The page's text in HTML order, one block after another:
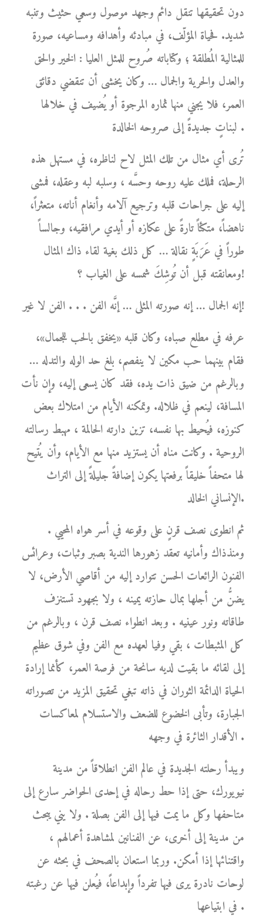
دون تحقيقها تنقل دائم وجهد موصول وسعي حثيث وتنبه
شديد. فحياة المؤلّف، في مبادئه وأهدافه ومساعيه، صورة
للمثالية المُطلقة ؛ وكتاباته صُروح للمثل العليا : الخير والحق
والعدل والحرية والجمال … وكان يخشى أن تنقضي دقائق
العمر، فلا يجني منها ثماره المرجوة أو يُضيف في خلالها
لبناتٍ جديدةً إلى صروحه الخالدة .
تُرى أي مثال من تلك المثل لاح لناظره، في مستهل هذه
الرحلة، فملك عليه روحه وحسَّه ، وسلبه لبه وعقله، فمشى
إليه على جراحات قلبه وترجيع آلامه وأنغام أناته، متعثراً،
ناهضاً، متكئاً تارةً على عكازه أو أيدي مرافقيه، وجالساً
طوراً في عَرَبَةٍ نقالة … كل ذلك بغية لقاء ذاك المثال
ومعانقته قبل أن تُوشِكَ شمسه على الغياب ؟!
إنه الجمال … إنه صورته المثلى … إنَّه الفن . . . الفن لا غير!
عرفه في مطلع صباه، وكان قلبه «يخفق بالحب للجمال»،
فقام بينهما حب مكين لا ينفصم، بلغ حد الوله والتدله …
وبالرغم من ضيق ذات يده، فقد كان يسعى إليه، وإن نأت
المسافة، لينعم في ظلاله. وتمكنه الأيام من امتلاك بعض
كنوزه، فيُحيط بها نفسه، تزين دارته الحالمة ، مهبط رسالته
الروحية . وكانت مناه أن يستزيد منها مع الأيام، وأن يُتيح
لها متحفاً خليقاً برفعتها يكون إضافةً جليلةً إلى التراث
الإنساني الخالد.
ثم انطوى نصف قرنٍ على وقوعه في أسر هواه المحيي .
ومنذذاك وأمانيه تعقد زهورها الندية بصبر وثبات، وعرائس
الفنون الرائعات الحسن تتوارد إليه من أقاصي الأرض، لا
يضنُّ من أجلها بمال حازته يمينه ، ولا بجهود تستنزف
طاقاته ونور عينيه . وبعد انطواء نصف قرن ، وبالرغم من
كل المثبطات ، بقي وفيا لعهده مع الفن وفي شوق عظيم
إلى لقائه ما بقيت لديه سانحة من فرصة العمر، كأنما إرادة
الحياة الدائمة الثوران في ذاته تبغي تحقيق المزيد من تصوراته
الجبارة، وتأبى الخضوع للضعف والاستسلام لمعاكسات
الأقدار الثائرة في وجهه .
ويبدأ رحلته الجديدة في عالم الفن انطلاقاً من مدينة
نيويورك، حتى إذا حط رحاله في إحدى الحواضر سارع إلى
متاحفها وكل ما يمت فيها إلى الفن بصلة . ولا يني يبحث
من مدينة إلى أخرى، عن الفنانين لمشاهدة أعمالهم ،
واقتنائها إذا أمكن. وربما استعان بالصحف في بحثه عن
لوحات نادرة يرى فيها تفرداً وإبداعاً، فيُعلن فيها عن رغبته
في ابتياعها .